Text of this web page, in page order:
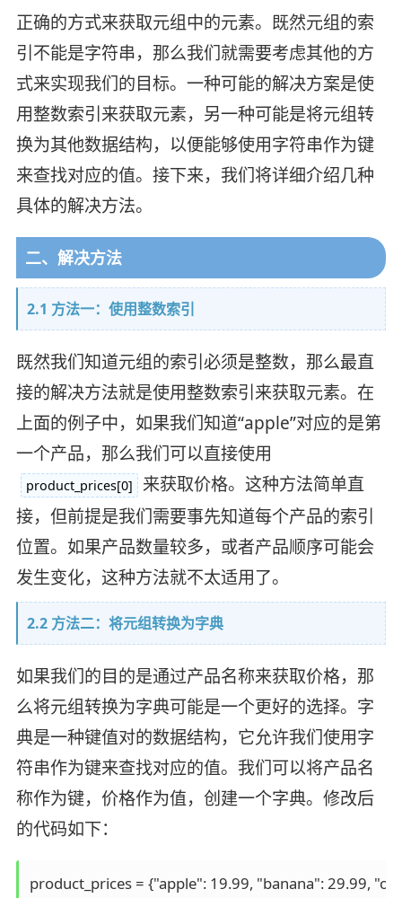
正确的方式来获取元组中的元素。既然元组的索
引不能是字符串，那么我们就需要考虑其他的方
式来实现我们的目标。一种可能的解决方案是使
用整数索引来获取元素，另一种可能是将元组转
换为其他数据结构，以便能够使用字符串作为键
来查找对应的值。接下来，我们将详细介绍几种
具体的解决方法。
二、解决方法
2.1 方法一：使用整数索引
既然我们知道元组的索引必须是整数，那么最直
接的解决方法就是使用整数索引来获取元素。在
上面的例子中，如果我们知道“apple”对应的是第
一个产品，那么我们可以直接使用
product_prices[0]
来获取价格。这种方法简单直
接，但前提是我们需要事先知道每个产品的索引
位置。如果产品数量较多，或者产品顺序可能会
发生变化，这种方法就不太适用了。
2.2 方法二：将元组转换为字典
如果我们的目的是通过产品名称来获取价格，那
么将元组转换为字典可能是一个更好的选择。字
典是一种键值对的数据结构，它允许我们使用字
符串作为键来查找对应的值。我们可以将产品名
称作为键，价格作为值，创建一个字典。修改后
的代码如下：
product_prices = {"apple": 19.99, "banana": 29.99,